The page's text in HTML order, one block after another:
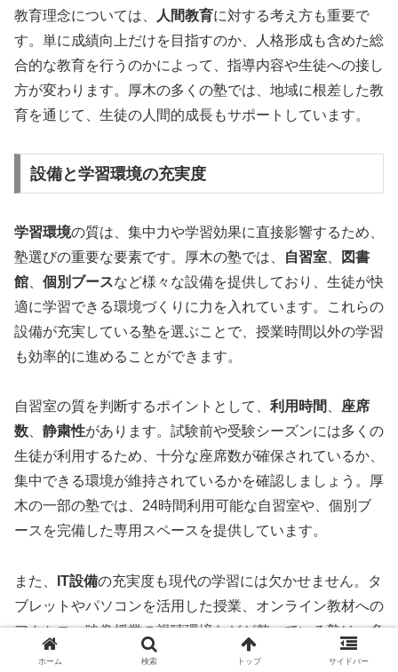
教育理念については、 人間教育に対する考え方も重要で
す。単に成績向上だけを目指すのか、人格形成も含めた総
合的な教育を行うのかによって、指導内容や生徒への接し
方が変わります。厚木の多くの塾では、地域に根差した教
育を通じて、生徒の人間的成長もサポートしています。
設備と学習環境の充実度
学習環境の質は、集中力や学習効果に直接影響するため、
塾選びの重要な要素です。厚木の塾では、
自習室
図書
館
個別ブースなど様々な設備を提供しており、生徒が快
適に学習できる環境づくりに力を入れています。これらの
設備が充実している塾を選ぶことで、授業時間以外の学習
も効率的に進めることができます。
自習室の質を判断するポイントとして、 利用時間
座席
数
静粛性があります。試験前や受験シーズンには多くの
生徒が利用するため、十分な座席数が確保されているか、
集中できる環境が維持されているかを確認しましょう。厚
木の一部の塾では、24時間利用可能な自習室や、個別ブ
ースを完備した専用スペースを提供しています。
また、 IT設備の充実度も現代の学習には欠かせません。タ
ブレットやパソコンを活用した授業、オンライン教材への
アクセス、映像授業の視聴環境などが整っている塾は、多
様な学習スタイルに対応できます。 Wi-Fi環境 充電設備
ホーム 検索 トップ サイドバー